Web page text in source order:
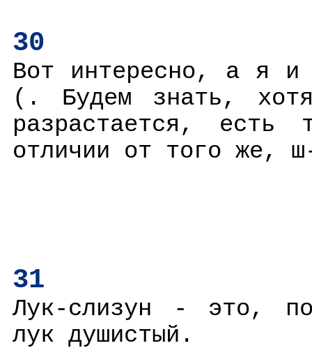
30
Вот интересно, а я и
(. Будем знать,
разрастается,
отличии от того же,
31
Лук-слизун - это,
лук душистый.